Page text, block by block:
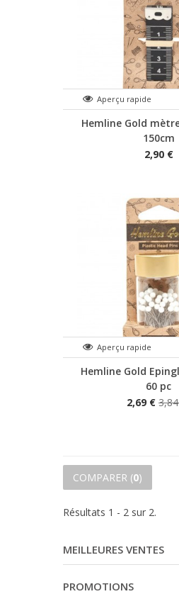
Aperçu rapide
Hemline Gold
150cm
2,90 €
Aperçu rapide
Hemline Gold
60 pc
2,69 €
COMPARER (0)
Résultats 1 - 2 sur 2.
MEILLEURES VENTES
PROMOTIONS